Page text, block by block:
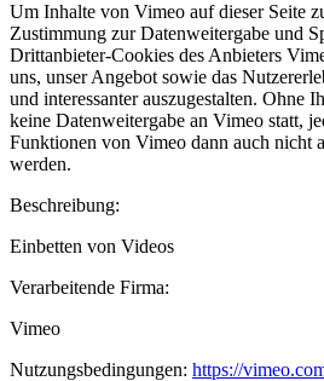
Um Inhalte von Vimeo auf dieser Seite
Zustimmung zur Datenweitergabe und
Drittanbieter-Cookies des Anbieters
uns, unser Angebot sowie das
und interessanter auszugestalten. Ohne
keine Datenweitergabe an Vimeo statt,
Funktionen von Vimeo dann auch nicht
werden.
Beschreibung:
Einbetten von Videos
Verarbeitende Firma:
Vimeo
Nutzungsbedingungen: https://